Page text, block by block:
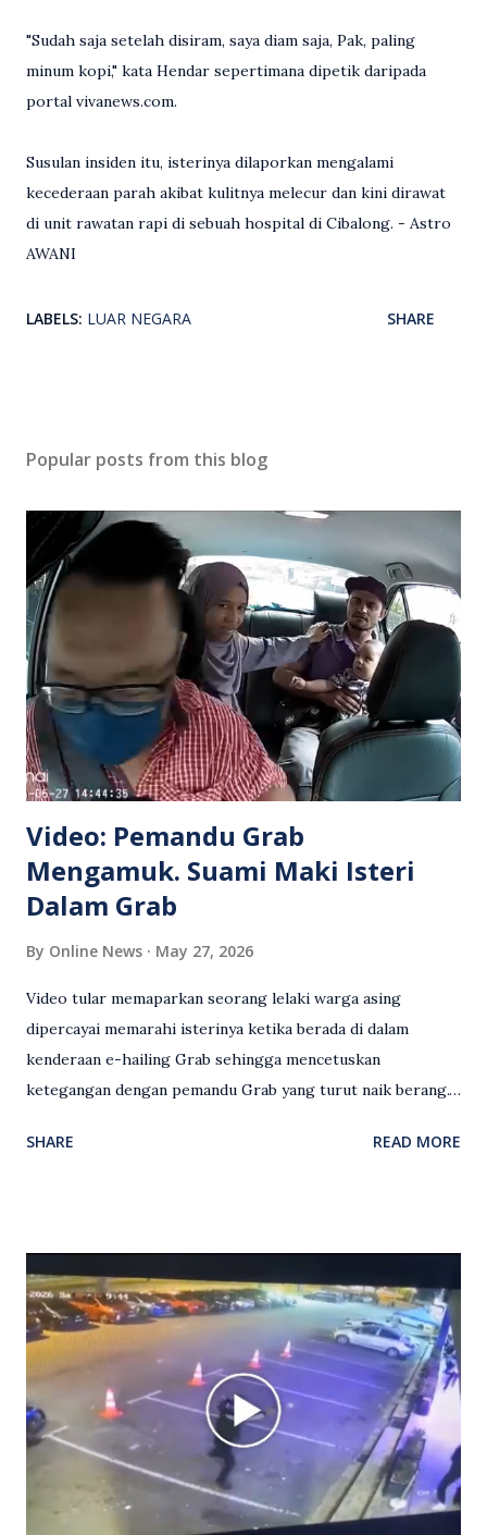
"Sudah saja setelah disiram, saya diam saja, Pak, paling
minum kopi," kata Hendar sepertimana dipetik daripada
portal vivanews.com.
Susulan insiden itu, isterinya dilaporkan mengalami
kecederaan parah akibat kulitnya melecur dan kini dirawat
di unit rawatan rapi di sebuah hospital di Cibalong. - Astro
AWANI
LABELS: LUAR NEGARA SHARE
Popular posts from this blog
Video: Pemandu Grab
Mengamuk. Suami Maki Isteri
Dalam Grab
By Online News May 27, 2026
Video tular memaparkan seorang lelaki warga asing
dipercayai memarahi isterinya ketika berada di dalam
kenderaan e-hailing Grab sehingga mencetuskan
ketegangan dengan pemandu Grab yang turut naik berang.
antara seorang lelaki warga asing dengan pemandu Grab
Grab bertindak mempertahankan wanita terbabit sebelum
berlaku pertikaman lidah antara kedua-dua pihak. Video
berkenaan kini tular di media sosial dan mendapat pelbagai
reaksi orang ramai. Antara komen orang awam yang tular di
media sosial mengenai insiden tersebut ialah ramai yang
meluahkan rasa marah terhadap tindakan lelaki berkenaan
serta memuji pemandu Grab kerana campur tangan.
Sebahagian netizen turut meminta pihak berkuasa
mengambil tindakan tegas, manakala ada yang bersimpati
SHARE READ MORE